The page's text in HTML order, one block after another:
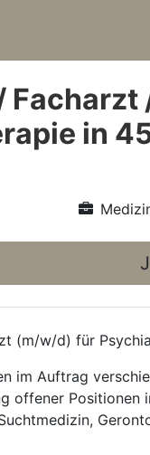
in
(m/w/d) für
im Auftrag
Positionen